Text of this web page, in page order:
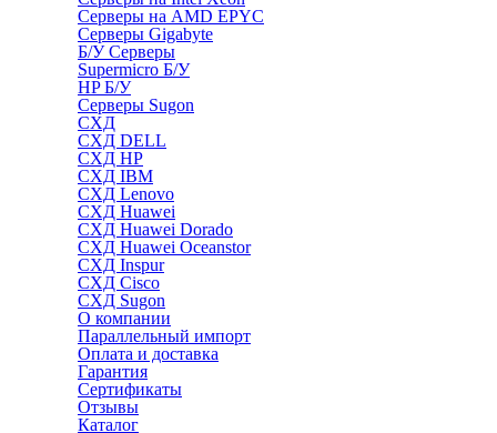
Серверы на AMD EPYC
Серверы Gigabyte
Б/У Серверы
Supermicro Б/У
HP Б/У
Серверы Sugon
СХД
СХД DELL
СХД HP
СХД IBM
СХД Lenovo
СХД Huawei
СХД Huawei Dorado
СХД Huawei Oceanstor
СХД Inspur
СХД Cisco
СХД Sugon
О компании
Параллельный импорт
Оплата и доставка
Гарантия
Сертификаты
Отзывы
Каталог